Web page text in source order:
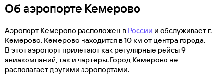
Об аэропорте Кемерово
Аэропорт Кемерово расположен в России и обслуживает г.
Кемерово. Кемерово находится в 10 км от центра города.
В этот аэропорт прилетают как регулярные рейсы 9
авиакомпаний, так и чартеры. Город Кемерово не
располагает другими аэропортами.